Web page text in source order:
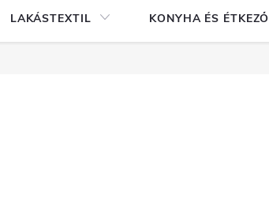
LAKÁSTEXTIL KONYHA ÉS ÉTKEZŐ